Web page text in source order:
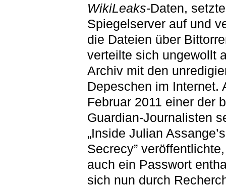
WikiLeaks-Daten,
Spiegelserver auf und
die Dateien über
verteilte sich ungewollt
Archiv mit den
Depeschen im Internet.
Februar 2011 einer der
Guardian-Journalisten
„Inside Julian
Secrecy”
auch ein Passwort
sich nun durch